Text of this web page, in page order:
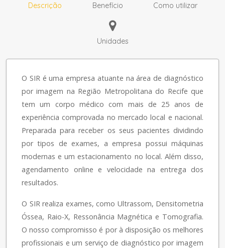
Descrição Benefício Como utilizar
Unidades
O SIR é uma empresa atuante na área de diagnóstico
por imagem na Região Metropolitana do Recife que
tem um corpo médico com mais de 25 anos de
experiência comprovada no mercado local e nacional.
Preparada para receber os seus pacientes dividindo
por tipos de exames, a empresa possui máquinas
modernas e um estacionamento no local. Além disso,
agendamento online e velocidade na entrega dos
resultados.
O SIR realiza exames, como Ultrassom, Densitometria
Óssea, Raio-X, Ressonância Magnética e Tomografia.
O nosso compromisso é por à disposição os melhores
profissionais e um serviço de diagnóstico por imagem